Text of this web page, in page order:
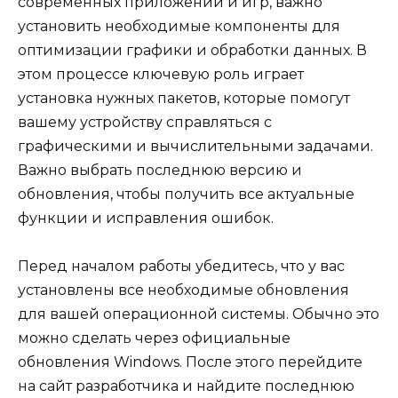
установить необходимые компоненты для
оптимизации графики и обработки данных. В
этом процессе ключевую роль играет
установка нужных пакетов, которые помогут
вашему устройству справляться с
графическими и вычислительными задачами.
Важно выбрать последнюю версию и
обновления, чтобы получить все актуальные
функции и исправления ошибок.
Перед началом работы убедитесь, что у вас
установлены все необходимые обновления
для вашей операционной системы. Обычно это
можно сделать через официальные
обновления Windows. После этого перейдите
на сайт разработчика и найдите последнюю